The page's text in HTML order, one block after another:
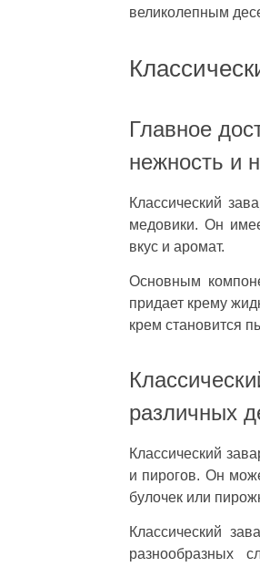
великолепным
Главное
нежность и
Классический
медовики. Он
вкус и аромат.
Основным
придает крему
крем становится
различных
Классический
и пирогов. Он
булочек или
Классический
разнообразных